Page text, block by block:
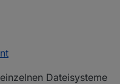
Dateisysteme